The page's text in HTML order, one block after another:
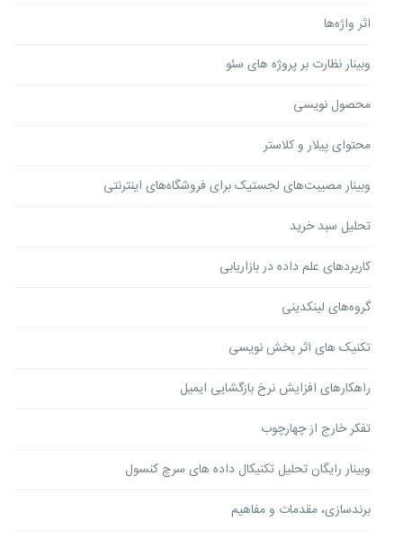
اثر واژه‌ها
وبینار نظارت بر پروژه های سئو
محصول نویسی
محتوای پیلار و کلاستر
وبینار مصیبت‌های لجستیک برای فروشگاه‌های اینترنتی
تحلیل سبد خرید
کاربردهای علم داده در بازاریابی
گروه‌های لینکدینی
تکنیک های اثر بخش نویسی
راهکارهای افزایش نرخ بازگشایی ایمیل
تفکر خارج از چهارچوب
وبینار رایگان تحلیل تکنیکال داده های سرچ کنسول
برندسازی، مقدمات و مفاهیم